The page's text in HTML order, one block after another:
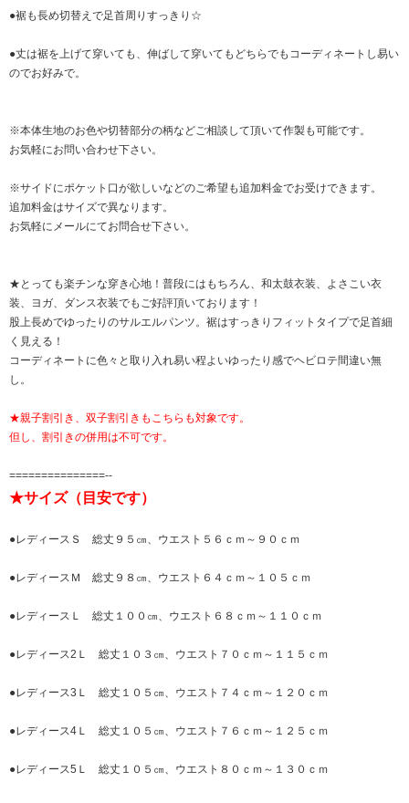
●裾も長め切替えで足首周りすっきり☆
●丈は裾を上げて穿いても、伸ばして穿いてもどちらでもコーディネートし易い
のでお好みで。
※本体生地のお色や切替部分の柄などご相談して頂いて作製も可能です。
お気軽にお問い合わせ下さい。
※サイドにポケット口が欲しいなどのご希望も追加料金でお受けできます。
追加料金はサイズで異なります。
お気軽にメールにてお問合せ下さい。
★とっても楽チンな穿き心地！普段にはもちろん、和太鼓衣装、よさこい衣
装、ヨガ、ダンス衣装でもご好評頂いております！
股上長めでゆったりのサルエルパンツ。裾はすっきりフィットタイプで足首細
く見える！
コーディネートに色々と取り入れ易い程よいゆったり感でヘビロテ間違い無
し。
★親子割引き、双子割引きもこちらも対象です。
但し、割引きの併用は不可です。
===============--
★サイズ（目安です）
●レディースＳ 総丈９５㎝、ウエスト５６ｃｍ～９０ｃｍ
●レディースＭ 総丈９８㎝、ウエスト６４ｃｍ～１０５ｃｍ
●レディースＬ 総丈１００㎝、ウエスト６８ｃｍ～１１０ｃｍ
●レディース2Ｌ 総丈１０３㎝、ウエスト７０ｃｍ～１１５ｃｍ
●レディース3Ｌ 総丈１０５㎝、ウエスト７４ｃｍ～１２０ｃｍ
●レディース4Ｌ 総丈１０５㎝、ウエスト７６ｃｍ～１２５ｃｍ
●レディース5Ｌ 総丈１０５㎝、ウエスト８０ｃｍ～１３０ｃｍ